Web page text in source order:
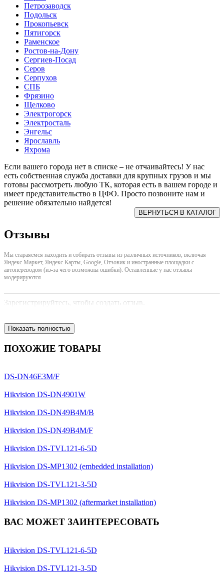
Петрозаводск
Подольск
Прокопьевск
Пятигорск
Раменское
Ростов-на-Дону
Сергиев-Посад
Серов
Серпухов
СПБ
Фрязино
Щелково
Электрогорск
Электросталь
Энгельс
Ярославль
Яхрома
Если вашего города нет в списке – не отчаивайтесь! У нас
есть собственная служба доставки для крупных грузов и мы
готовы рассмотреть любую ТК, которая есть в вашем городе и
имеет представительство в ЦФО. Просто позвоните нам и
решение обязательно найдется!
Отзывы
Мы стараяемся находить и собирать отзывы из различных источников, включая
Яндекс Маркет, Яндекс Карты, Google, Отзовик и иностранные площадки с
автопереводом (из-за чего возможны ошибки). Оставленные у нас отзывы
модерируются.
Зарегистрируйтесь, чтобы создать отзыв.
Показать полностью
ПОХОЖИЕ ТОВАРЫ
DS-DN46E3M/F
Hikvision DS-DN4901W
Hikvision DS-DN49B4M/B
Hikvision DS-DN49B4M/F
Hikvision DS-TVL121-6-5D
Hikvision DS-MP1302 (embedded installation)
Hikvision DS-TVL121-3-5D
Hikvision DS-MP1302 (aftermarket installation)
ВАС МОЖЕТ ЗАИНТЕРЕСОВАТЬ
Hikvision DS-TVL121-6-5D
Hikvision DS-TVL121-3-5D